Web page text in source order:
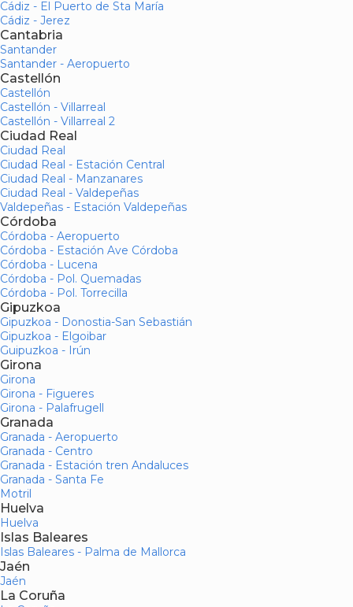
Cádiz - El Puerto de Sta María
Cádiz - Jerez
Cantabria
Santander
Santander - Aeropuerto
Castellón
Castellón
Castellón - Villarreal
Castellón - Villarreal 2
Ciudad Real
Ciudad Real
Ciudad Real - Estación Central
Ciudad Real - Manzanares
Ciudad Real - Valdepeñas
Valdepeñas - Estación Valdepeñas
Córdoba
Córdoba - Aeropuerto
Córdoba - Estación Ave Córdoba
Córdoba - Lucena
Córdoba - Pol. Quemadas
Córdoba - Pol. Torrecilla
Gipuzkoa
Gipuzkoa - Donostia-San Sebastián
Gipuzkoa - Elgoibar
Guipuzkoa - Irún
Girona
Girona
Girona - Figueres
Girona - Palafrugell
Granada
Granada - Aeropuerto
Granada - Centro
Granada - Estación tren Andaluces
Granada - Santa Fe
Motril
Huelva
Huelva
Islas Baleares
Islas Baleares - Palma de Mallorca
Jaén
Jaén
La Coruña